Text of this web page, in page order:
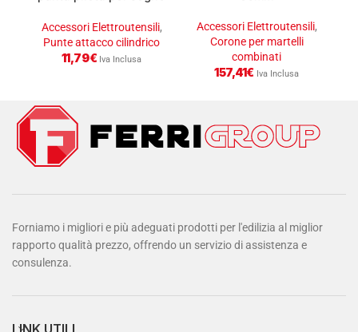
attacco cilindrico
Accessori Elettroutensili,
Punte attacco cilindrico
11,79€ Iva Inclusa
Accessori Elettroutensili,
Corone per martelli
combinati
157,41€ Iva Inclusa
Forniamo i migliori e più adeguati prodotti per l'edilizia al miglior
rapporto qualità prezzo, offrendo un servizio di assistenza e
consulenza.